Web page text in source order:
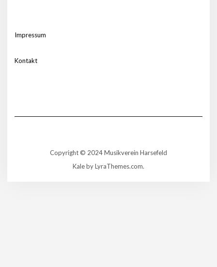
Impressum
Kontakt
Copyright © 2024 Musikverein Harsefeld
Kaleby LyraThemes.com.